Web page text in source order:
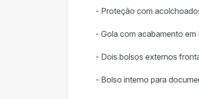
- Proteção com
- Gola com acabamento
- Dois bolsos externos
- Bolso interno para